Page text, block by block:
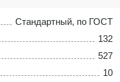
Стандартный, по ГОСТ
132
527
10